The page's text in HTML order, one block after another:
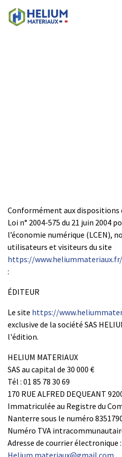
Conformément aux dispositions
Loi n° 2004-575 du 21 juin 2004
l’économie numérique (LCEN),
utilisateurs et visiteurs du site
https://www.heliummateriaux.fr/
:
ÉDITEUR
Le site https://
exclusive de la société SAS
l'édition.
HELIUM MATERIAUX
SAS au capital de 30 000 €
Tél : 01 85 78 30 69
170 RUE ALFRED DEQUEANT
Immatriculée au Registre du
Nanterre sous le numéro
Numéro TVA
Adresse de courrier électronique :
Helium.materiaux@gmail.com